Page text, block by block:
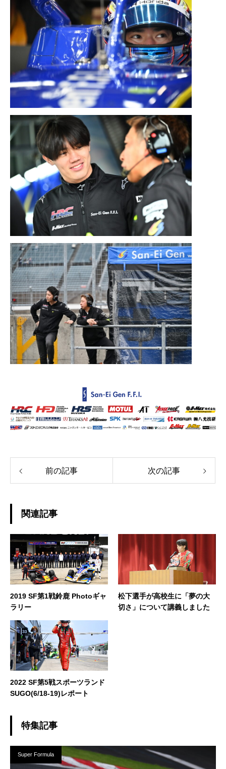
前の記事 次の記事
関連記事
2019 SF第1戦鈴鹿 Photoギャ
ラリー
松下選手が高校生に「夢の大
切さ」について講義しました
2022 SF第5戦スポーツランド
SUGO(6/18-19)レポート
特集記事
Super Formula